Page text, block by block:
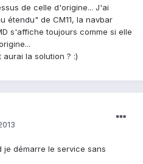
de celle d'origine... J'ai
étendu" de CM11, la navbar
s'affiche toujours comme si elle
la solution ? :)
démarre le service sans